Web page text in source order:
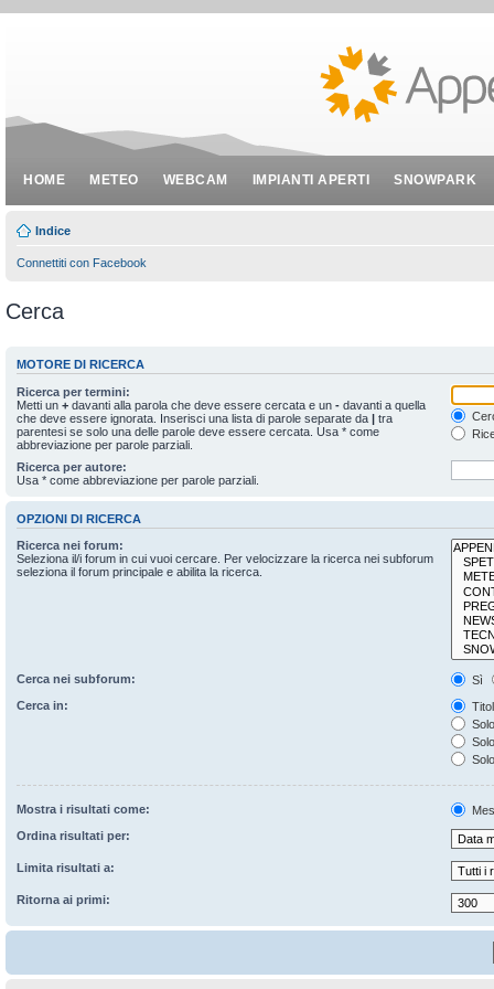
HOME METEO WEBCAM IMPIANTI APERTI SNOWPARK
Indice
Connettiti con Facebook
Cerca
MOTORE DI RICERCA
Ricerca per termini:
Metti un + davanti alla parola che deve essere cercata e un - davanti a quella
che deve essere ignorata. Inserisci una lista di parole separate da | tra
parentesi se solo una delle parole deve essere cercata. Usa * come
abbreviazione per parole parziali.
Ricerca per autore:
Usa * come abbreviazione per parole parziali.
OPZIONI DI RICERCA
Ricerca nei forum:
Seleziona il/i forum in cui vuoi cercare. Per velocizzare la ricerca nei subforum
seleziona il forum principale e abilita la ricerca.
Cerca nei subforum:
Sì
Cerca in:
Mostra i risultati come:
Ordina risultati per:
Limita risultati a:
Ritorna ai primi: